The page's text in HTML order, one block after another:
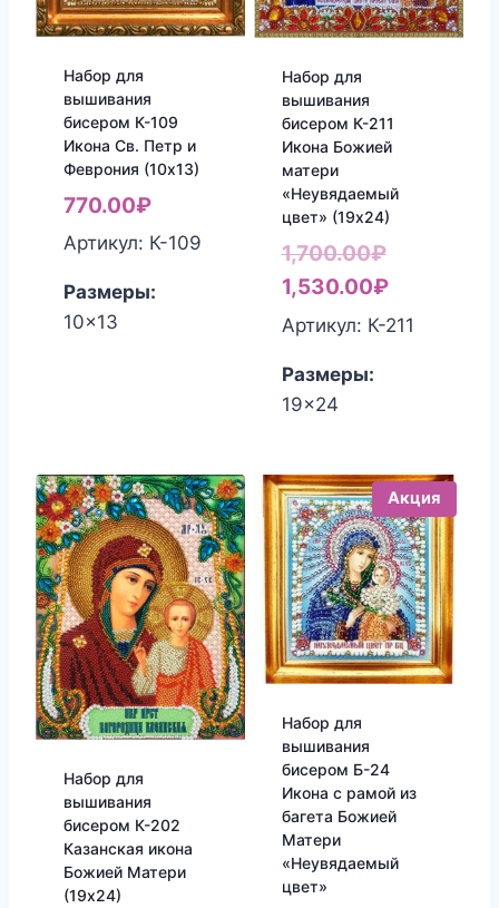
Набор для
вышивания
бисером К-109
Икона Св. Петр и
Феврония (10х13)
770.00₽
Артикул: К-109
Размеры:
10x13
Набор для
вышивания
бисером К-211
Икона Божией
матери
«Неувядаемый
цвет» (19х24)
1,700.00₽
цена
1,530.00₽Текущая
цена:
Артикул: К-211
Размеры:
19x24
Набор для
вышивания
бисером К-202
Казанская икона
Божией Матери
(19х24)
Акция
Набор для
вышивания
бисером Б-24
Икона с рамой из
багета Божией
Матери
«Неувядаемый
цвет»